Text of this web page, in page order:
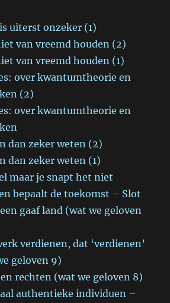
uiterst onzeker (1)
van vreemd houden (2)
van vreemd houden (1)
over kwantumtheorie en
(2)
over kwantumtheorie en
dan zeker weten (2)
dan zeker weten (1)
maar je snapt het niet
bepaalt de toekomst – Slot
gaaf land (wat we geloven
verdienen, dat ‘verdienen’
geloven 9)
rechten (wat we geloven 8)
authentieke individuen –